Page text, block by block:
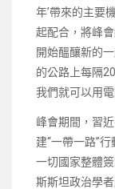
年’帶來的主要
起配合，將峰
開始醞釀新的
的公路上每隔
我們就可以用
峰會期間，習
建“一帶一路”
一切國家整體
斯斯坦政治學